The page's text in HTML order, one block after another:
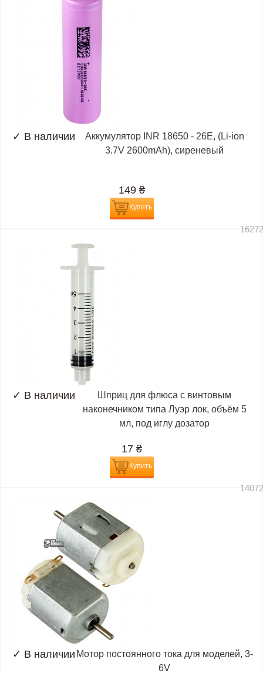
✓ В наличии
Аккумулятор INR 18650 - 26E, (Li-ion
3.7V 2600mAh), сиреневый
149 ₴
Купить
✓ В наличии
Шприц для флюса с винтовым
наконечником типа Луэр лок, объём 5
мл, под иглу дозатор
17 ₴
Купить
✓ В наличии Мотор постоянного тока для моделей, 3-
6V